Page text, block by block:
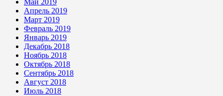
Май 2019
Апрель 2019
Март 2019
Февраль 2019
Январь 2019
Декабрь 2018
Ноябрь 2018
Октябрь 2018
Сентябрь 2018
Август 2018
Июль 2018